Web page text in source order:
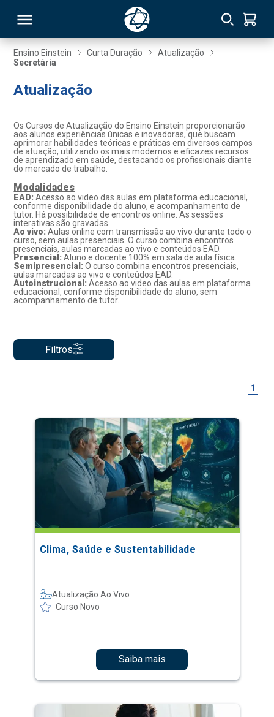
Ensino Einstein Curta Duração
Atualização
Secretária
Atualização
Os Cursos de Atualização do Ensino Einstein proporcionarão
aos alunos experiências únicas e inovadoras, que buscam
aprimorar habilidades teóricas e práticas em diversos campos
de atuação, utilizando os mais modernos e eficazes recursos
de aprendizado em saúde, destacando os profissionais diante
do mercado de trabalho.
Modalidades
EAD:Acesso ao video das aulas em plataforma educacional,
conforme disponibilidade do aluno, e acompanhamento de
tutor. Há possibilidade de encontros online. As sessões
interativas são gravadas.
Ao vivo: Aulas online com transmissão ao vivo durante todo o
curso, sem aulas presenciais. O curso combina encontros
presenciais, aulas marcadas ao vivo e conteúdos EAD.
Presencial:Aluno e docente 100% em sala de aula física.
Semipresencial:O curso combina encontros presenciais,
aulas marcadas ao vivo e conteúdos EAD.
Autoinstrucional:Acesso ao video das aulas em plataforma
educacional, conforme disponibilidade do aluno, sem
acompanhamento de tutor.
Filtros
1
Clima, Saúde e Sustentabilidade
Atualização Ao Vivo
Curso Novo
Saiba mais